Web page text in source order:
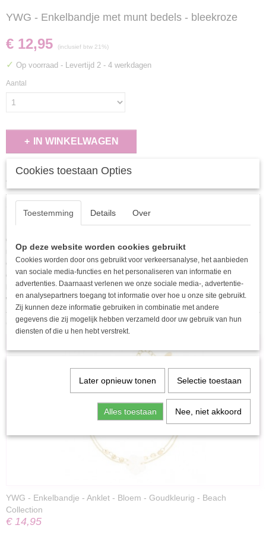
YWG - Enkelbandje met munt bedels - bleekroze
€ 12,95 (inclusief btw 21%)
✓ Op voorraad - Levertijd 2 - 4 werkdagen
Aantal
IN WINKELWAGEN
Specificaties
EAN code
8720687120625
Deze prachtige armband is een perfecte combinatie van schattigheid en stijl,
gemaakt van een betoverende mix van roze en gouden kralen. De gouden
muntcharme voegt een vleugje luxe toe, waardoor deze armband niet alleen
een accessoire is, maar ook een statement piece. Of je nu een casual outfit wilt
opfleuren of een elegante look wilt aanvullen, deze armband is de ideale
keuze. Verkrijgbaar in verschillende kleuren, is deze armband perfect voor de
warme seizoenen en biedt het een veelzijdigheid die je niet wilt missen.
Ook interessant
YWG - Enkelbandje - Anklet - Bloem - Goudkleurig - Beach
Collection
€ 14,95
Cookies toestaan Opties
Toestemming Details Over
Op deze website worden cookies gebruikt
Cookies worden door ons gebruikt voor verkeersanalyse, het aanbieden
van sociale media-functies en het personaliseren van informatie en
advertenties. Daarnaast verlenen we onze sociale media-, advertentie-
en analysepartners toegang tot informatie over hoe u onze site gebruikt.
Zij kunnen deze informatie gebruiken in combinatie met andere
gegevens die zij mogelijk hebben verzameld door uw gebruik van hun
diensten of die u hen hebt verstrekt.
Later opnieuw tonen Selectie toestaan
Alles toestaan Nee, niet akkoord